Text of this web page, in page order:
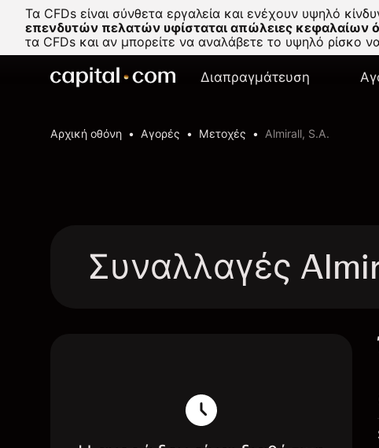
Τα CFDs είναι σύνθετα εργαλεία και ενέχουν υψηλό
επενδυτών πελατών υφίσταται απώλειες κεφαλαίων
τα CFDs και αν μπορείτε να αναλάβετε το υψηλό
Διαπραγμάτευση
Αρχική οθόνη Αγορές Μετοχές Almirall, S.A.
Συναλλαγές